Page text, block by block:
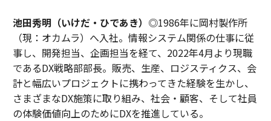
池田秀明（いけだ・ひであき） ◎1986年に岡村製作所
（現：オカムラ）へ入社。情報システム関係の仕事に従
事し、開発担当、企画担当を経て、2022年4月より現職
であるDX戦略部部長。販売、生産、ロジスティクス、会
計と幅広いプロジェクトに携わってきた経験を生かし、
さまざまなDX施策に取り組み、社会・顧客、そして社員
の体験価値向上のためにDXを推進している。